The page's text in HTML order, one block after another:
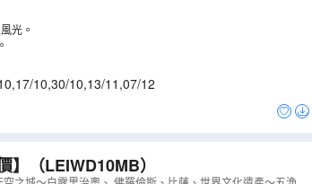
光。
,17/10,30/10,13/11 ,07/12
（LEIWD10MB）